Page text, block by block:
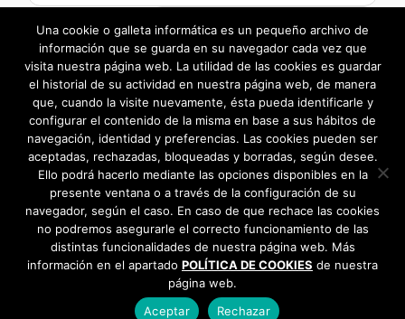
Taller de Expresión Creativa →
Una cookie o galleta informática es un pequeño archivo de
información que se guarda en su navegador cada vez que
visita nuestra página web. La utilidad de las cookies es guardar
el historial de su actividad en nuestra página web, de manera
que, cuando la visite nuevamente, ésta pueda identificarle y
configurar el contenido de la misma en base a sus hábitos de
navegación, identidad y preferencias. Las cookies pueden ser
aceptadas, rechazadas, bloqueadas y borradas, según desee.
Ello podrá hacerlo mediante las opciones disponibles en la
presente ventana o a través de la configuración de su
navegador, según el caso. En caso de que rechace las cookies
no podremos asegurarle el correcto funcionamiento de las
distintas funcionalidades de nuestra página web. Más
información en el apartado POLÍTICA DE COOKIES de nuestra
página web.
Aceptar
Rechazar